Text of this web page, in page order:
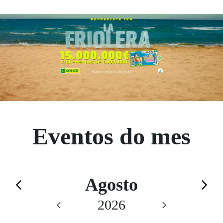
Eventos do mes
Calendario de Agosto
Saltar el calendario
Agosto
2026